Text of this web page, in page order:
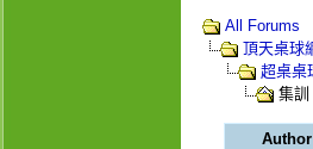
All Forums
頂天桌球
超桌桌
集訓
Author